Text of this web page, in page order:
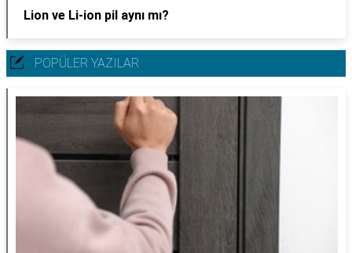
Lion ve Li-ion pil aynı mı?
POPÜLER YAZILAR